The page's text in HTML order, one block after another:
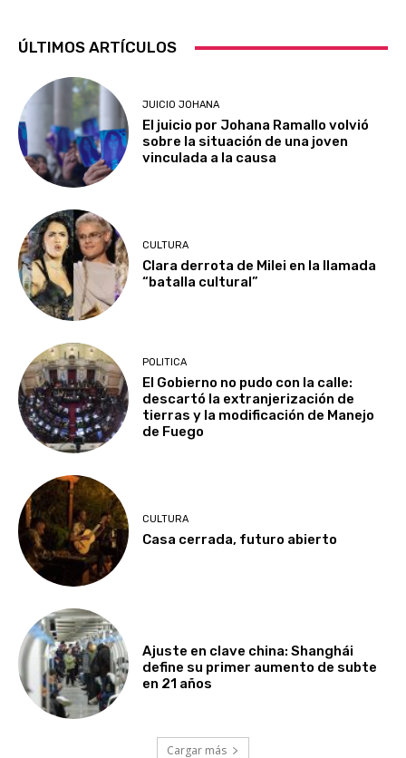
ÚLTIMOS ARTÍCULOS
JUICIO JOHANA
El juicio por Johana Ramallo volvió
sobre la situación de una joven
vinculada a la causa
CULTURA
Clara derrota de Milei en la llamada
“batalla cultural”
POLITICA
El Gobierno no pudo con la calle:
descartó la extranjerización de
tierras y la modificación de Manejo
de Fuego
CULTURA
Casa cerrada, futuro abierto
Ajuste en clave china: Shanghái
define su primer aumento de subte
en 21 años
Cargar más